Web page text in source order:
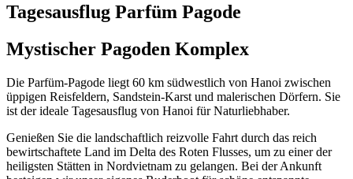
Tagesausflug Parfüm Pagode
Mystischer Pagoden Komplex
Die Parfüm-Pagode liegt 60 km südwestlich von Hanoi zwischen
üppigen Reisfeldern, Sandstein-Karst und malerischen Dörfern. Sie
ist der ideale Tagesausflug von Hanoi für Naturliebhaber.
Genießen Sie die landschaftlich reizvolle Fahrt durch das reich
bewirtschaftete Land im Delta des Roten Flusses, um zu einer der
heiligsten Stätten in Nordvietnam zu gelangen. Bei der Ankunft